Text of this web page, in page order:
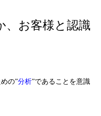
、お客様と認識
の”分析”であることを意識